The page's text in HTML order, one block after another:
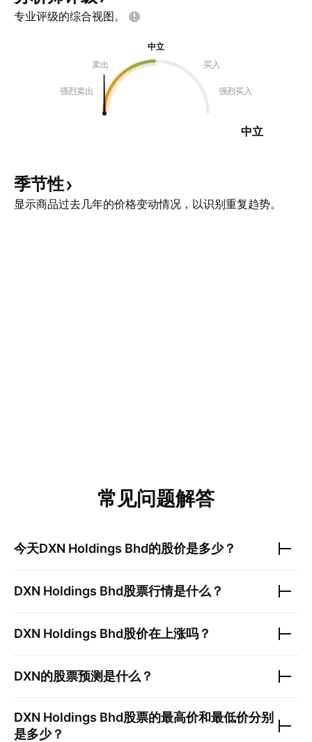
专业评级的综合视图。
中立
卖出
买入
强烈卖出 强烈买入
中立
季节性
显示商品过去几年的价格变动情况，以识别重复趋势。
常见问题解答
今天DXN Holdings Bhd的股价是多少？
DXN Holdings Bhd股票行情是什么？
DXN Holdings Bhd股价在上涨吗？
DXN的股票预测是什么？
DXN Holdings Bhd股票的最高价和最低价分别
是多少？